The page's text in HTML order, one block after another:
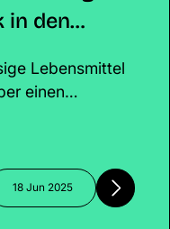
in den
Lebensmittel
einen
18 Jun 2025